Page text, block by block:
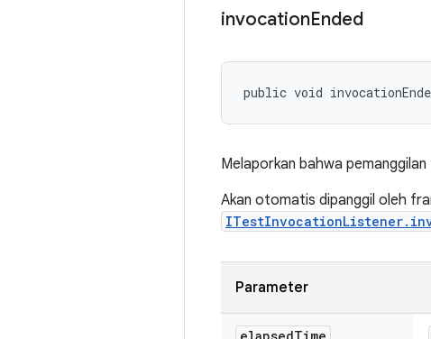
invocationEnded
public void
Melaporkan bahwa
Akan otomatis dipanggil oleh
Parameter